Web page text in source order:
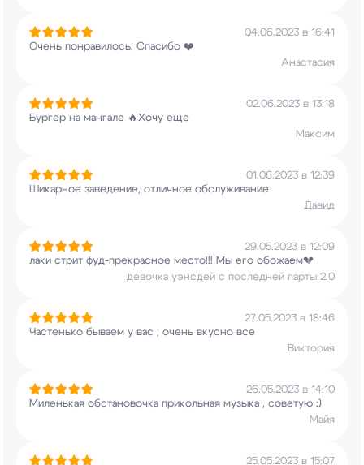
04.06.2023 в 16:41
Очень понравилось. Спасибо ❤️
Анастасия
02.06.2023 в 13:18
Бургер на мангале 🔥Хочу еще
Максим
01.06.2023 в 12:39
Шикарное заведение, отличное обслуживание
Давид
29.05.2023 в 12:09
лаки стрит фуд-прекрасное место!!! Мы его обожаем💔
девочка уэнсдей с последней парты 2.0
27.05.2023 в 18:46
Частенько бываем у вас , очень вкусно все
Виктория
26.05.2023 в 14:10
Миленькая обстановочка прикольная музыка , советую :)
Майя
25.05.2023 в 15:07